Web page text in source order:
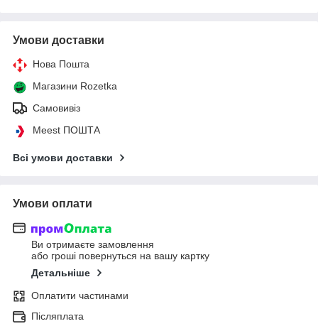
Умови доставки
Нова Пошта
Магазини Rozetka
Самовивіз
Meest ПОШТА
Всі умови доставки
Умови оплати
Ви отримаєте замовлення
або гроші повернуться на вашу картку
Детальніше
Оплатити частинами
Післяплата